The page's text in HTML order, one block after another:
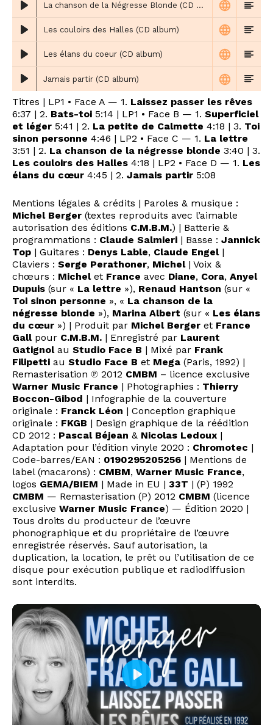
La chanson de la Négresse Blonde (CD album)
Les couloirs des Halles (CD album)
Les élans du coeur (CD album)
Jamais partir (CD album)
Titres | LP1 • Face A — 1. Laissez passer les rêves
6:37 | 2. Bats-toi 5:14 | LP1 • Face B — 1. Superficiel
et léger 5:41 | 2. La petite de Calmette 4:18 | 3. Toi
sinon personne 4:46 | LP2 • Face C — 1. La lettre
3:51 | 2. La chanson de la négresse blonde 3:40 | 3.
Les couloirs des Halles 4:18 | LP2 • Face D — 1. Les
élans du cœur 4:45 | 2. Jamais partir 5:08
Mentions légales & crédits | Paroles & musique :
Michel Berger (textes reproduits avec l’aimable
autorisation des éditions C.M.B.M.) | Batterie &
programmations : Claude Salmieri | Basse : Jannick
Top | Guitares : Denys Lable, Claude Engel|
Claviers : Serge Perathoner, Michel| Voix &
chœurs : Michelet France avec Diane, Cora, Anyel
Dupuis (sur « La lettre »), Renaud Hantson (sur «
Toi sinon personne », « La chanson de la
négresse blonde »), Marina Albert (sur « Les élans
du cœur ») | Produit par Michel Berger et France
Gallpour C.M.B.M. | Enregistré par Laurent
Gatignolau Studio Face B | Mixé par Frank
Filipetti au Studio Face B et Mega (Paris, 1992) |
Remasterisation ℗ 2012 CMBM – licence exclusive
Warner Music France | Photographies : Thierry
Boccon-Gibod | Infographie de la couverture
originale : Franck Léon | Conception graphique
originale : FKGB | Design graphique de la réédition
CD 2012 : Pascal Béjean & Nicolas Ledoux |
Adaptation pour l’édition vinyle 2020 : Chromotec |
Code-barres/EAN : 0190295205256 | Mentions de
label (macarons) : CMBM, Warner Music France,
logos GEMA/BIEM | Made in EU | 33T | (P) 1992
CMBM — Remasterisation (P) 2012 CMBM (licence
exclusive Warner Music France) — Édition 2020 |
Tous droits du producteur de l’œuvre
phonographique et du propriétaire de l’œuvre
enregistrée réservés. Sauf autorisation, la
duplication, la location, le prêt ou l’utilisation de ce
disque pour exécution publique et radiodiffusion
sont interdits.
P
l
a